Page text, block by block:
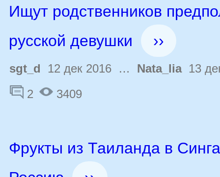
Ищут родственников
русской девушки
››
sgt_d 12 дек 2016 … Nata_lia13
2
3409
Фрукты из Таиланда в